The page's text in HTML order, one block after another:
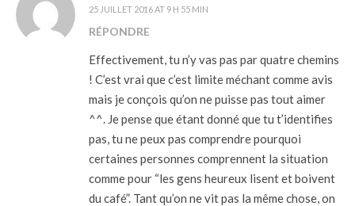
25 JUILLET 2016 AT 9 H 55 MIN
RÉPONDRE
Effectivement, tu n’y vas pas par quatre chemins
! C’est vrai que c’est limite méchant comme avis
mais je conçois qu’on ne puisse pas tout aimer
^^. Je pense que étant donné que tu t’identifies
pas, tu ne peux pas comprendre pourquoi
certaines personnes comprennent la situation
comme pour “les gens heureux lisent et boivent
du café”. Tant qu’on ne vit pas la même chose, on